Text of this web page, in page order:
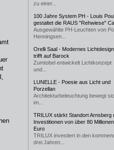
zu einer...
100 Jahre System PH - Louis
gestaltet die RAUS "Rehwiese"
Ausgewählte PH-Leuchten von
Henningsen...
Orelli Saal - Modernes Lichtdesign
trifft auf Barock
Zumtobel entwickelt Lichtkonzept
und...
LUNELLE - Poesie aus Licht und
Porzellan
Architekturbeleuchtung bewegt
im...
TRILUX stärkt Standort Arnsberg
Investitionen von über 80 Millionen
Euro
TRILUX investiert in den
drei Jahren...